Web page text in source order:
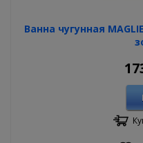
Ванна чугунная